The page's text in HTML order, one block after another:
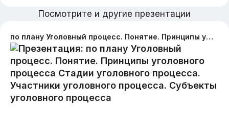
Посмотрите и другие презентации
по плану Уголовный процесс. Понятие. Принципы уголовного процесса Стадии уголовного процесса. Участники уголовного процесса. Субъекты уголовного процесса